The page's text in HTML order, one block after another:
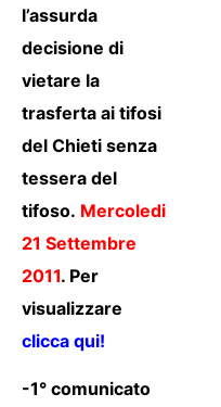
l’assurda
decisione di
vietare la
trasferta ai tifosi
del Chieti senza
tessera del
tifoso. Mercoledi
21 Settembre
2011. Per
visualizzare
clicca qui!
-1° comunicato